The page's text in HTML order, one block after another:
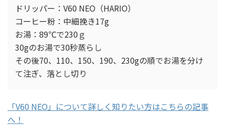
ドリッパー：V60 NEO（HARIO）
コーヒー粉：中細挽き17g
お湯：89℃で230ｇ
30gのお湯で30秒蒸らし
その後70、110、150、190、230gの順でお湯を分け
て注ぎ、落とし切り
「V60 NEO」について詳しく知りたい方はこちらの記事
へ！